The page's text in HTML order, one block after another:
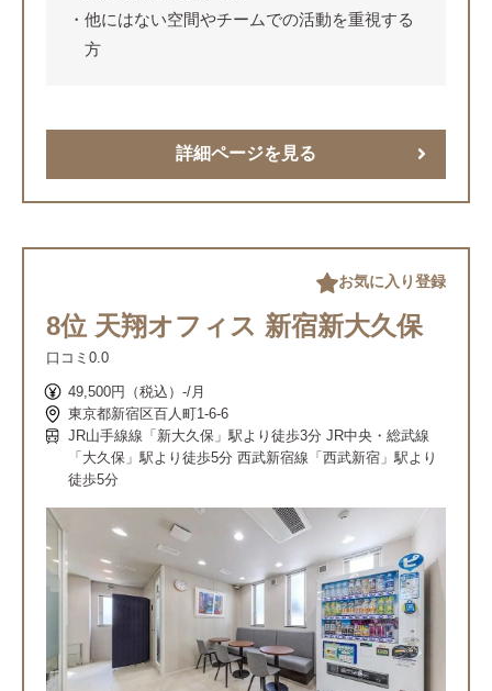
他にはない空間やチームでの活動を重視する
方
詳細ページを見る
8位 天翔オフィス 新宿新大久保
口コミ 0.0
49,500円（税込）-/月
東京都新宿区百人町1-6-6
JR山手線線「新大久保」駅より徒歩3分 JR中央・総武線
「大久保」駅より徒歩5分 西武新宿線「西武新宿」駅より
徒歩5分
お気に入り登録